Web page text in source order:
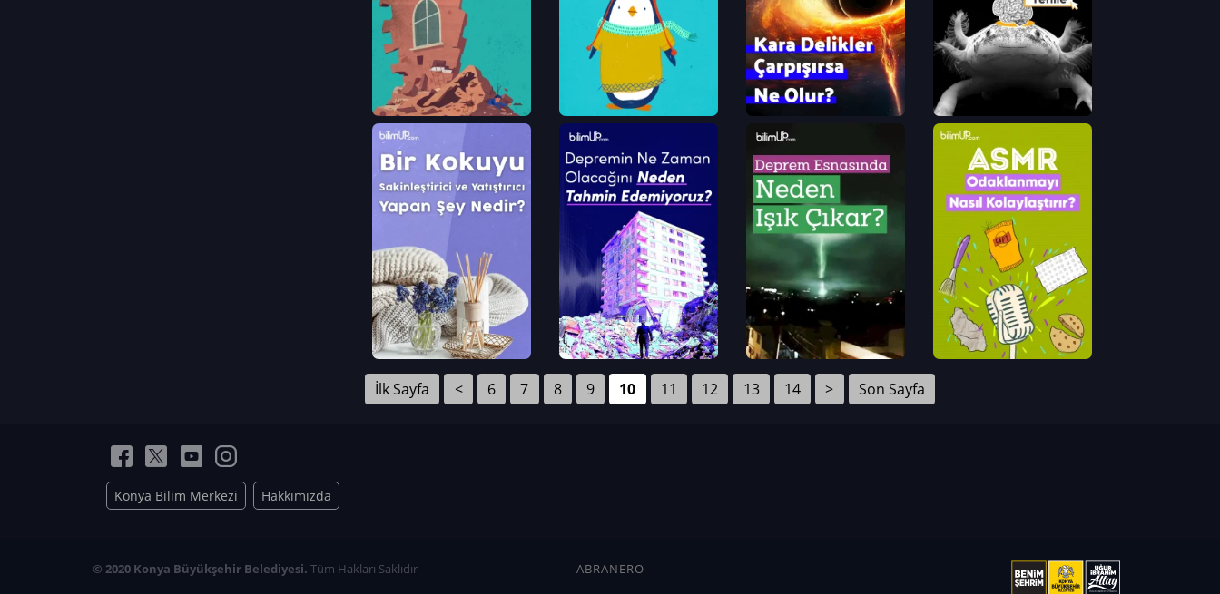
İlk Sayfa < 6 7 8 9 10 11 12 13 14 > Son Sayfa
Konya Bilim Merkezi Hakkımızda
© 2020 Konya Büyükşehir Belediyesi. Tüm Hakları Saklıdır ABRANERO